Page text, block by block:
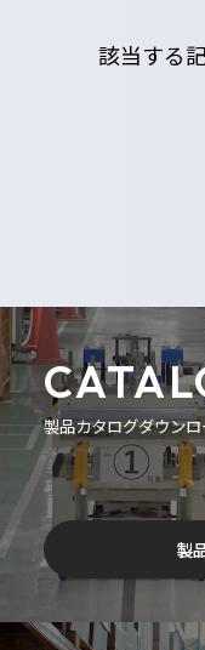
該当する
製品カタログダウンロ
製